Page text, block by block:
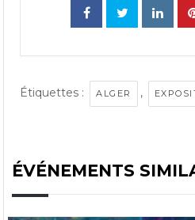
Étiquettes : ALGER ,
ÉVÉNEMENTS